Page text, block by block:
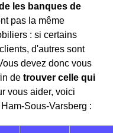
les banques de
pas la même
: si certains
d'autres sont
devez donc vous
de trouver celle qui
vous aider, voici
Sous-Varsberg :